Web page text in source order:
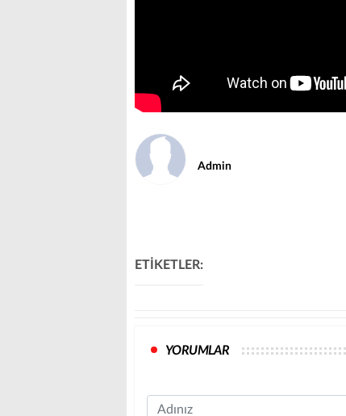
Admin
ETİKETLER:
YORUMLAR
Name